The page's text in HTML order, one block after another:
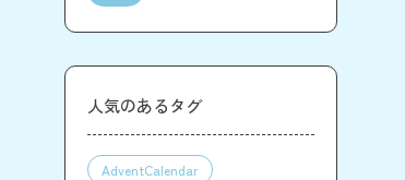
人気のあるタグ
AdventCalendar